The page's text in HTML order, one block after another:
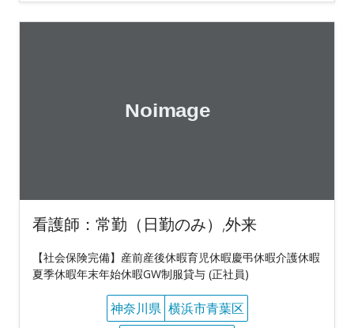
看護師：常勤（日勤のみ）,外来
【社会保険完備】産前産後休暇育児休暇慶弔休暇介護休暇
夏季休暇年末年始休暇GW制服貸与 (正社員)
神奈川県 横浜市青葉区